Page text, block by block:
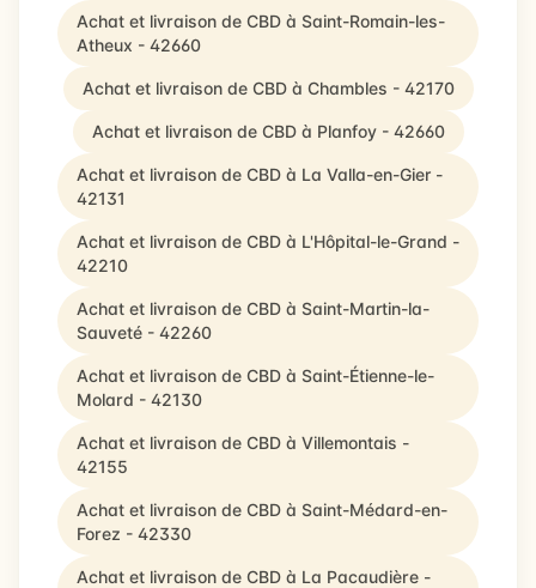
Achat et livraison de CBD à Saint-Romain-les-
Atheux - 42660
Achat et livraison de CBD à Chambles - 42170
Achat et livraison de CBD à Planfoy - 42660
Achat et livraison de CBD à La Valla-en-Gier -
42131
Achat et livraison de CBD à L'Hôpital-le-Grand -
42210
Achat et livraison de CBD à Saint-Martin-la-
Sauveté - 42260
Achat et livraison de CBD à Saint-Étienne-le-
Molard - 42130
Achat et livraison de CBD à Villemontais -
42155
Achat et livraison de CBD à Saint-Médard-en-
Forez - 42330
Achat et livraison de CBD à La Pacaudière -